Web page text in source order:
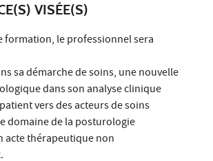
VISÉE(S)
formation, le professionnel sera
sa démarche de soins, une nouvelle
dans son analyse clinique
vers des acteurs de soins
domaine de la posturologie
acte thérapeutique non